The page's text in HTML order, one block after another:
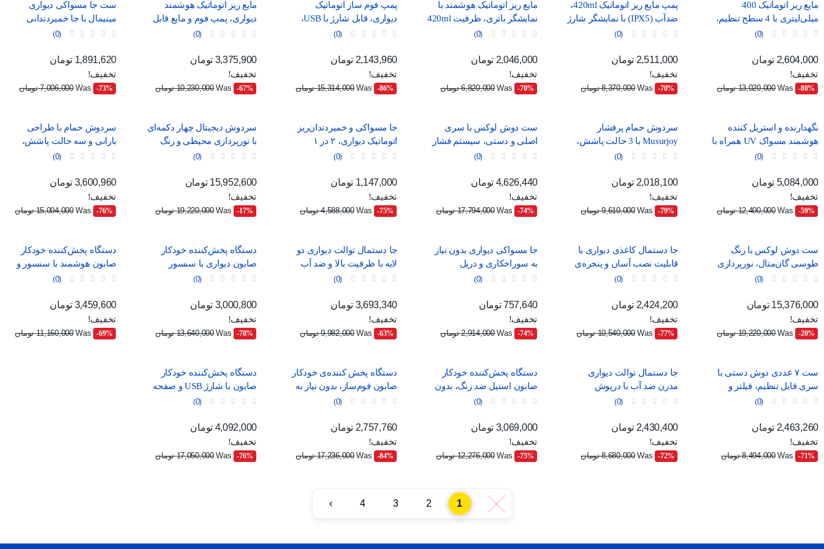
مایع ریز اتوماتیک 400
میلی‌لیتری با 4 سطح تنظیم،
موجود در دو رنگ سفید و
0
قیمت عادی
قیمت
2,604,000 تومان
تخفیف!
‎-80%
Was 13,020,000 تومان
پمپ مایع ریز اتوماتیک 420ml،
ضدآب (IPX5) با نمایشگر شارژ
و درگاه USB-C
0
قیمت عادی
قیمت
2,511,000 تومان
تخفیف!
‎-70%
Was 8,370,000 تومان
مایع ریز اتوماتیک هوشمند با
نمایشگر باتری، ظرفیت 420ml
و استاندارد ضدآب IPX5
0
قیمت عادی
قیمت
2,046,000 تومان
تخفیف!
‎-70%
Was 6,820,000 تومان
پمپ فوم ساز اتوماتیک
دیواری، قابل شارژ با USB،
طرح مینیمال سفید و آبی
0
قیمت عادی
قیمت
2,143,960 تومان
تخفیف!
‎-86%
Was 15,314,000 تومان
مایع ریز اتوماتیک هوشمند
دیواری، پمپ فوم و مایع قابل
شارژ با USB و 4 حالت تنظیم
0
قیمت عادی
قیمت
3,375,900 تومان
تخفیف!
‎-67%
Was 10,230,000 تومان
ست جا مسواکی دیواری
مینیمال با جا خمیردندانی
اتوماتیک، لیوان آهنربایی و دو
0
قیمت عادی
قیمت
1,891,620 تومان
تخفیف!
‎-73%
Was 7,006,000 تومان
نگهدارنده و استریل کننده
هوشمند مسواک UV همراه با
خشک‌کن و جای لیوان
0
قیمت عادی
قیمت
5,084,000 تومان
تخفیف!
‎-59%
Was 12,400,000 تومان
سردوش حمام پرفشار
Musurjoy با 3 حالت پاشش،
مدل گرد 15 سانتی‌متری
0
قیمت عادی
قیمت
2,018,100 تومان
تخفیف!
‎-79%
Was 9,610,000 تومان
ست دوش لوکس با سری
اصلی و دستی، سیستم فشار
قوی و شلنگ بلند
0
قیمت عادی
قیمت
4,626,440 تومان
تخفیف!
‎-74%
Was 17,794,000 تومان
جا مسواکی و خمیردندان‌ریز
اتوماتیک دیواری، ۲ در ۱
0
قیمت عادی
قیمت
1,147,000 تومان
تخفیف!
‎-75%
Was 4,588,000 تومان
سردوش دیجیتال چهار دکمه‌ای
با نورپردازی محیطی و رنگ
خاکستری
0
قیمت عادی
قیمت
15,952,600 تومان
تخفیف!
‎-17%
Was 19,220,000 تومان
سردوش حمام با طراحی
بارانی و سه حالت پاشش،
مناسب برای خانواده
0
قیمت عادی
قیمت
3,600,960 تومان
تخفیف!
‎-76%
Was 15,004,000 تومان
ست دوش لوکس با رنگ
طوسی گان‌متال، نورپردازی
محیطی و نمایشگر دیجیتال
0
قیمت عادی
قیمت
15,376,000 تومان
تخفیف!
‎-20%
Was 19,220,000 تومان
جا دستمال کاغذی دیواری با
قابلیت نصب آسان و پنجره‌ی
نمایش
0
قیمت عادی
قیمت
2,424,200 تومان
تخفیف!
‎-77%
Was 10,540,000 تومان
جا مسواکی دیواری بدون نیاز
به سوراخکاری و دریل
0
قیمت عادی
قیمت
757,640 تومان
تخفیف!
‎-74%
Was 2,914,000 تومان
جا دستمال توالت دیواری دو
لایه با ظرفیت بالا و ضد آب
0
قیمت عادی
قیمت
3,693,340 تومان
تخفیف!
‎-63%
Was 9,982,000 تومان
دستگاه پخش‌کننده خودکار
صابون دیواری با سنسور
هوشمند، قابل شارژ با USB
0
قیمت عادی
قیمت
3,000,800 تومان
تخفیف!
‎-78%
Was 13,640,000 تومان
دستگاه پخش‌کننده خودکار
صابون هوشمند با سنسور و
قابلیت تنظیم جریان
0
قیمت عادی
قیمت
3,459,600 تومان
تخفیف!
‎-69%
Was 11,160,000 تومان
ست ۷ عددی دوش دستی با
سری قابل تنظیم، فیلتر و
ماساژور
0
قیمت عادی
قیمت
2,463,260 تومان
تخفیف!
‎-71%
Was 8,494,000 تومان
جا دستمال توالت دیواری
مدرن ضد آب با درپوش
0
قیمت عادی
قیمت
2,430,400 تومان
تخفیف!
‎-72%
Was 8,680,000 تومان
دستگاه پخش‌کننده خودکار
صابون استیل ضد زنگ، بدون
نیاز به لمس
0
قیمت عادی
قیمت
3,069,000 تومان
تخفیف!
‎-75%
Was 12,276,000 تومان
دستگاه پخش کننده‌ی خودکار
صابون فوم‌ساز، بدون نیاز به
لمس
0
قیمت عادی
قیمت
2,757,760 تومان
تخفیف!
‎-84%
Was 17,236,000 تومان
دستگاه پخش‌کننده خودکار
صابون با شارژ USB و صفحه
نمایش دیجیتال
0
قیمت عادی
قیمت
4,092,000 تومان
تخفیف!
‎-76%
Was 17,050,000 تومان
‹
1
2
3
4
›